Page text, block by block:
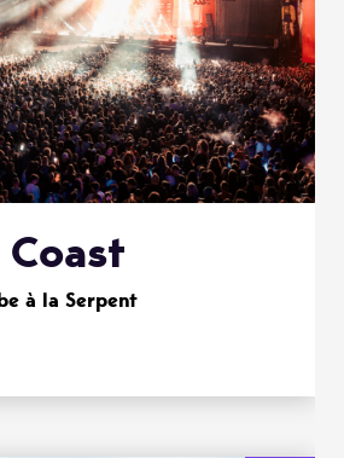
à la Serpent